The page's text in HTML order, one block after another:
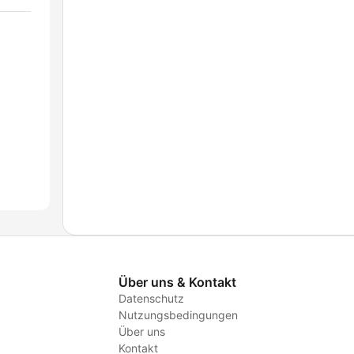
Über uns & Kontakt
Datenschutz
Nutzungsbedingungen
Über uns
Kontakt